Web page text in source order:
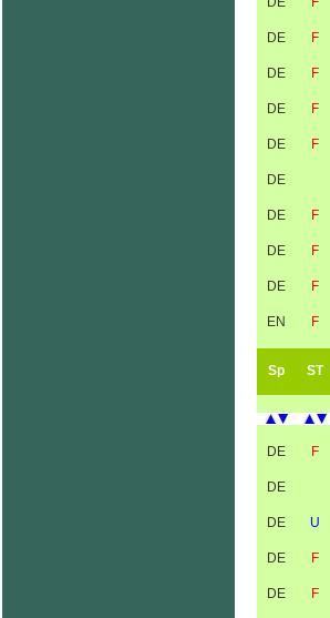
DE F
DE F
DE F
DE F
DE
DE F
DE F
DE F
EN F
Sp ST
DE F
DE
DE U
DE F
DE F